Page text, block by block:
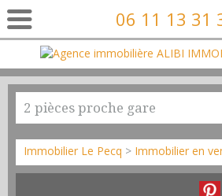
06 11 13 31
2 pièces proche gare
Immobilier Le Pecq > Immobilier en